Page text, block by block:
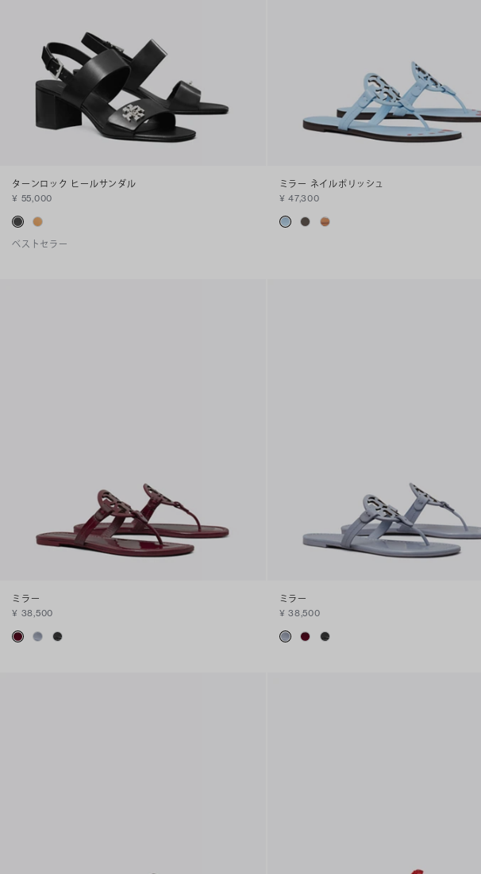
ターンロック ヒールサンダル
¥ 55,000
ベストセラー
ミラー ネイルポリッシュ
¥ 47,300
ミラー
¥ 38,500
ミラー
¥ 38,500